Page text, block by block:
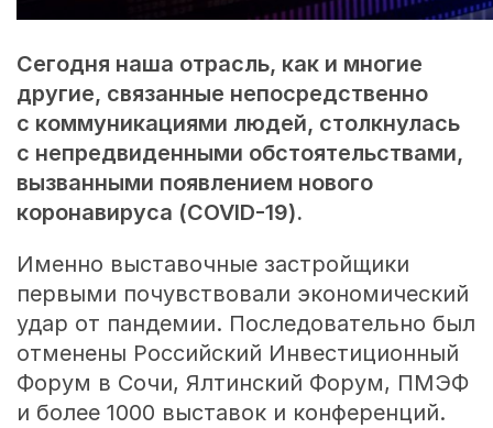
Сегодня наша отрасль, как и многие
другие, связанные непосредственно
с коммуникациями людей, столкнулась
с непредвиденными обстоятельствами,
вызванными появлением нового
коронавируса (COVID-19).
Именно выставочные застройщики
первыми почувствовали экономический
удар от пандемии. Последовательно был
отменены Российский Инвестиционный
Форум в Сочи, Ялтинский Форум, ПМЭФ
и более 1000 выставок и конференций.